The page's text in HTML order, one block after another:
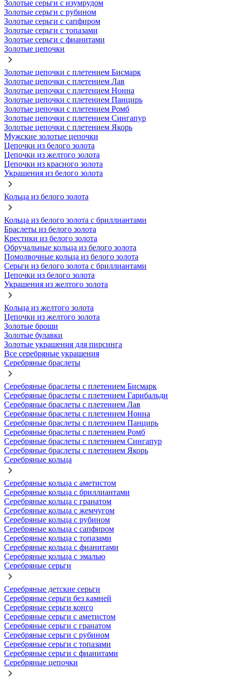
Золотые серьги с изумрудом
Золотые серьги с рубином
Золотые серьги с сапфиром
Золотые серьги с топазами
Золотые серьги с фианитами
Золотые цепочки
Золотые цепочки с плетением Бисмарк
Золотые цепочки с плетением Лав
Золотые цепочки с плетением Нонна
Золотые цепочки с плетением Панцирь
Золотые цепочки с плетением Ромб
Золотые цепочки с плетением Сингапур
Золотые цепочки с плетением Якорь
Мужские золотые цепочки
Цепочки из белого золота
Цепочки из желтого золота
Цепочки из красного золота
Украшения из белого золота
Кольца из белого золота
Кольца из белого золота с бриллиантами
Браслеты из белого золота
Крестики из белого золота
Обручальные кольца из белого золота
Помолвочные кольца из белого золота
Серьги из белого золота с бриллиантами
Цепочки из белого золота
Украшения из желтого золота
Кольца из желтого золота
Цепочки из желтого золота
Золотые броши
Золотые булавки
Золотые украшения для пирсинга
Все серебряные украшения
Серебряные браслеты
Серебряные браслеты с плетением Бисмарк
Серебряные браслеты с плетением Гарибальди
Серебряные браслеты с плетением Лав
Серебряные браслеты с плетением Нонна
Серебряные браслеты с плетением Панцирь
Серебряные браслеты с плетением Ромб
Серебряные браслеты с плетением Сингапур
Серебряные браслеты с плетением Якорь
Серебряные кольца
Серебряные кольца с аметистом
Серебряные кольца с бриллиантами
Серебряные кольца с гранатом
Серебряные кольца с жемчугом
Серебряные кольца с рубином
Серебряные кольца с сапфиром
Серебряные кольца с топазами
Серебряные кольца с фианитами
Серебряные кольца с эмалью
Серебряные серьги
Серебряные детские серьги
Серебряные серьги без камней
Серебряные серьги конго
Серебряные серьги с аметистом
Серебряные серьги с гранатом
Серебряные серьги с рубином
Серебряные серьги с топазами
Серебряные серьги с фианитами
Серебряные цепочки